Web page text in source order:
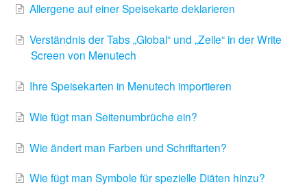
Allergene auf einer Speisekarte deklarieren
Verständnis der Tabs „Global“ und „Zeile“ in der Write
Screen von Menutech
Ihre Speisekarten in Menutech importieren
Wie fügt man Seitenumbrüche ein?
Wie ändert man Farben und Schriftarten?
Wie fügt man Symbole für spezielle Diäten hinzu?